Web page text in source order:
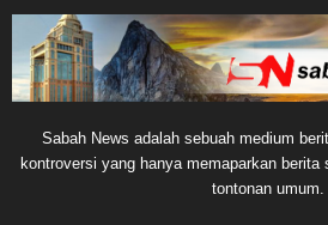
Sabah News adalah sebuah medium
kontroversi yang hanya memaparkan berita
tontonan umum.